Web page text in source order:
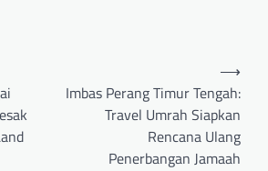
Imbas Perang Timur Tengah:
Travel Umrah Siapkan
Rencana Ulang
Penerbangan Jamaah
⟶